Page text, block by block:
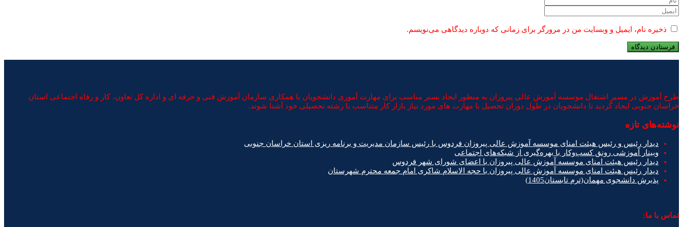
ذخیره نام، ایمیل و وبسایت من در مرورگر برای زمانی که دوباره دیدگاهی می‌نویسم.
طرح آموزش در مسیر اشتغال موسسه آموزش عالی پیروزان به منظور ایجاد بستر مناسب برای مهارت آموزی دانشجویان با همکاری سازمان آموزش فنی و حرفه ای و اداره کل تعاون، کار و رفاه اجتماعی استان
خراسان جنوبی ایجاد گردید تا دانشجویان در طول دوران تحصیل با مهارت های مورد نیاز بازار کار متناسب با رشته تحصیلی خود آشنا شوند.
نوشته‌های تازه
دیدار رئیس و رئیس هیئت امنای موسسه آموزش عالی پیروزان فردوس با رئیس سازمان مدیریت و برنامه ریزی استان خراسان جنوبی
وبینار آموزشی رونق کسب‌وکار با بهره‌گیری از شبکه‌های اجتماعی
دیدار رئیس هیئت امنای موسسه آموزش عالی پیروزان با اعضای شورای شهر فردوس
دیدار رئیس هیئت امنای موسسه آموزش عالی پیروزان با حجه الاسلام شاکری امام جمعه محترم شهرستان
پذیرش دانشجوی مهمان(ترم تابستان1405)
تماس با ما: